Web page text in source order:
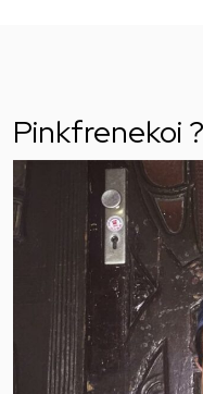
Pinkfrenekoi ?